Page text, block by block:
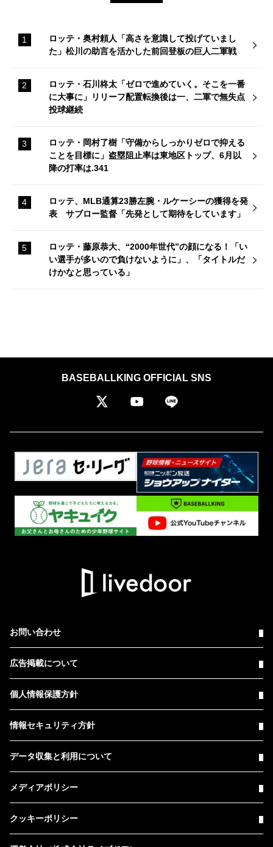
ロッテ・奥村頼人「高さを意識して投げていまし
た」松川の助言を活かした前回登板の巨人二軍戦
ロッテ・石川柊太「ゼロで進めていく。そこを一番
に大事に」リリーフ配置転換後は一、二軍で無失点
投球継続
ロッテ・岡村了樹「守備からしっかりゼロで抑える
ことを目標に」盗塁阻止率は東地区トップ、6月以
降の打率は.341
ロッテ、MLB通算23勝左腕・ルケーシーの獲得を発
表 サブロー監督「先発として期待をしています」
ロッテ・藤原恭大、“2000年世代”の顔になる！「い
い選手が多いので負けないように」、「タイトルだ
けかなと思っている」
BASEBALLKING OFFICIAL SNS
お問い合わせ
広告掲載について
個人情報保護方針
情報セキュリティ方針
データ収集と利用について
メディアポリシー
クッキーポリシー